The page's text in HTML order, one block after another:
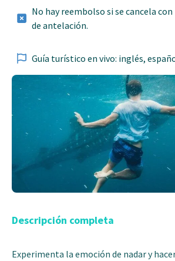
No hay reembolso si se cancela
de antelación.
Guía turístico en vivo: inglés,
Descripción completa
Experimenta la emoción de nadar y